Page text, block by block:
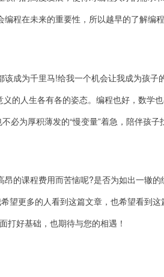
程在未来的重要性，所以越早的了解编
成为千里马!给我一个机会让我成为孩子
的人生各有各的姿态。编程也好，数学
为厚积薄发的“慢变量”着急，陪伴孩子
的课程费用而苦恼呢?是否为如出一辙
望更多的人看到这篇文章，也希望看到这
打好基础，也期待与您的相遇！